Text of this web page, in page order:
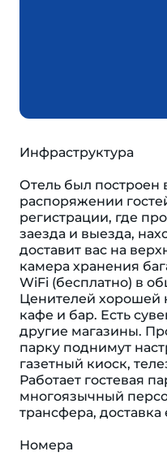
Инфраструктура
Отель был построен
распоряжении
регистрации, где
заезда и выезда,
доставит вас на
камера хранения
WiFi (бесплатно) в
Ценителей хорошей
кафе и бар. Есть
другие магазины.
парку поднимут
газетный киоск,
Работает гостевая
многоязычный
трансфера,
Номера